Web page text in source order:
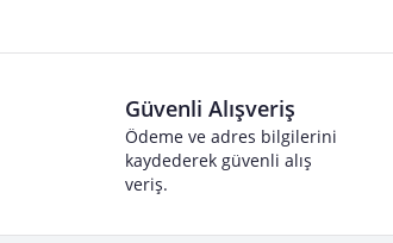
Güvenli Alışveriş
Ödeme ve adres bilgilerini
kaydederek güvenli alış
veriş.